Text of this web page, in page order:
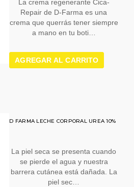
La crema regenerante Cica-
Repair de D-Farma es una
crema que querrás tener siempre
a mano en tu boti…
AGREGAR AL CARRITO
D FARMA LECHE CORPORAL UREA 10%
La piel seca se presenta cuando
se pierde el agua y nuestra
barrera cutánea está dañada. La
piel sec…